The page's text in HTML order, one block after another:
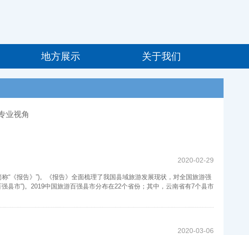
地方展示 关于我们
业视角
2020-02-29
“《报告》”)。《报告》全面梳理了我国县域旅游发展现状，对全国旅游强
县市”)。2019中国旅游百强县市分布在22个省份；其中，云南省有7个县市
2020-03-06